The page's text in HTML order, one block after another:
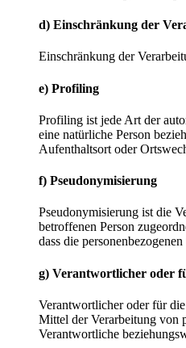
d) Einschränkung der
Einschränkung der
e) Profiling
Profiling ist jede Art der
eine natürliche Person
Aufenthaltsort oder
f) Pseudonymisierung
Pseudonymisierung ist die
betroffenen Person
dass die
g) Verantwortlicher oder
Verantwortlicher oder für
Mittel der Verarbeitung von
Verantwortliche